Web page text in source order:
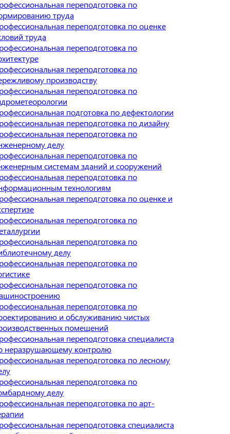
переподготовка по
труда
переподготовка по оценке
труда
переподготовка по
переподготовка по
производству
переподготовка по
подготовка по дефектологии
переподготовка по дизайну
переподготовка по
делу
переподготовка по
системам зданий и сооружений
переподготовка по
технологиям
переподготовка по оценке и
переподготовка по
переподготовка по
делу
переподготовка по
переподготовка по
переподготовка по
и обслуживанию чистых
помещений
переподготовка специалиста
неразрушающему контролю
переподготовка по лесному
переподготовка по
делу
переподготовка по арт-
переподготовка специалиста